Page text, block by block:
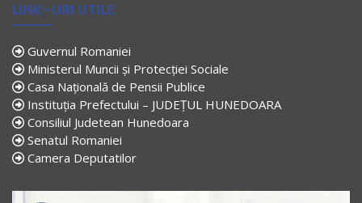
LINK-URI UTILE
Guvernul Romaniei
Ministerul Muncii și Protecției Sociale
Casa Națională de Pensii Publice
Instituția Prefectului – JUDEȚUL HUNEDOARA
Consiliul Judetean Hunedoara
Senatul Romaniei
Camera Deputatilor